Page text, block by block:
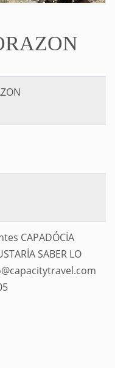
CAPADÓCİA
SABER LO